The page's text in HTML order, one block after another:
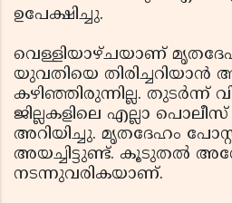
ഉപേക്ഷിച്ചു.
വെള്ളിയാഴ്ചയാണ്
യുവതിയെ തിരിച്ചറിയാന്‍
കഴിഞ്ഞിരുന്നില്ല. തുടര്‍ന്ന്
ജില്ലകളിലെ എല്ലാ
അറിയിച്ചു. മൃതദേഹം
അയച്ചിട്ടുണ്ട്. കൂടുതല്‍
നടന്നുവരികയാണ്.